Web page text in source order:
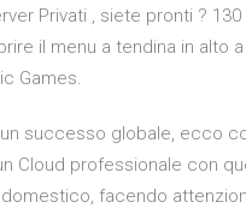
Privati , siete pronti ? 130
il menu a tendina in alto
Games.
successo globale, ecco
Cloud professionale con
facendo